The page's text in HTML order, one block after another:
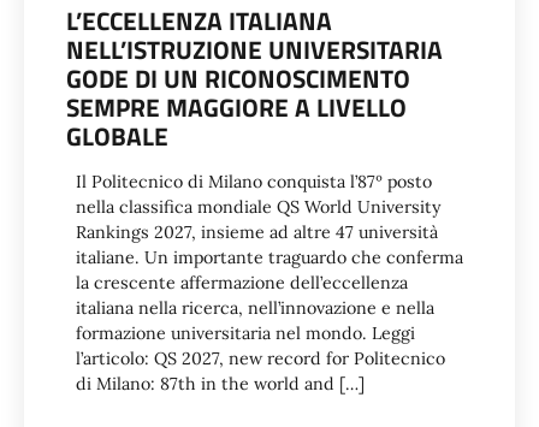
L’ECCELLENZA ITALIANA
NELL’ISTRUZIONE UNIVERSITARIA
GODE DI UN RICONOSCIMENTO
SEMPRE MAGGIORE A LIVELLO
GLOBALE
Il Politecnico di Milano conquista l’87º posto
nella classifica mondiale QS World University
Rankings 2027, insieme ad altre 47 università
italiane. Un importante traguardo che conferma
la crescente affermazione dell’eccellenza
italiana nella ricerca, nell’innovazione e nella
formazione universitaria nel mondo. Leggi
l’articolo: QS 2027, new record for Politecnico
di Milano: 87th in the world and […]